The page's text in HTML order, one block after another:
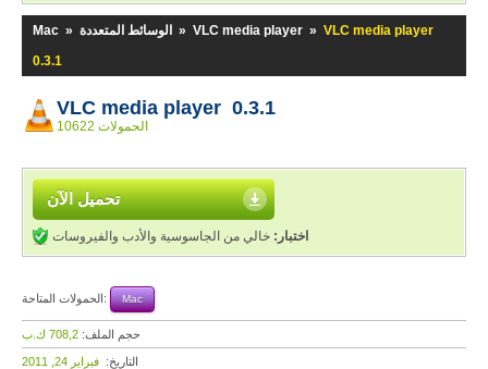
Mac » الوسائط المتعددة » VLC media player » VLC media player
0.3.1
VLC media player 0.3.1
10622 الحمولات
تحميل الآن
اختبار: خالي من الجاسوسية والأدب والفيروسات
الحمولات المتاحة: Mac
حجم الملف: 708,2 ك.ب
التاريخ: فبراير 24, 2011